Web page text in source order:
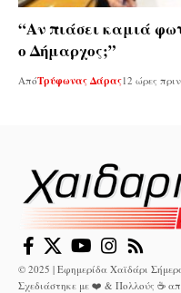
“Αν πιάσει καμιά
ο Δήμαρχος;”
ΑπόΤρύφωνας Δάρας12 ώρες πριν
© 2025 | Εφημερίδα Χαϊδάρι
Σχεδιάστηκε με ❤️ & Πολλούς ☕